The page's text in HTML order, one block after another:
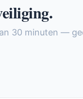
30 minuten —